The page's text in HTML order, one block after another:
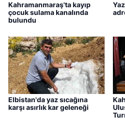
Kahramanmaraş'ta kayıp
çocuk sulama kanalında
bulundu
Elbistan'da yaz sıcağına
karşı asırlık kar geleneği